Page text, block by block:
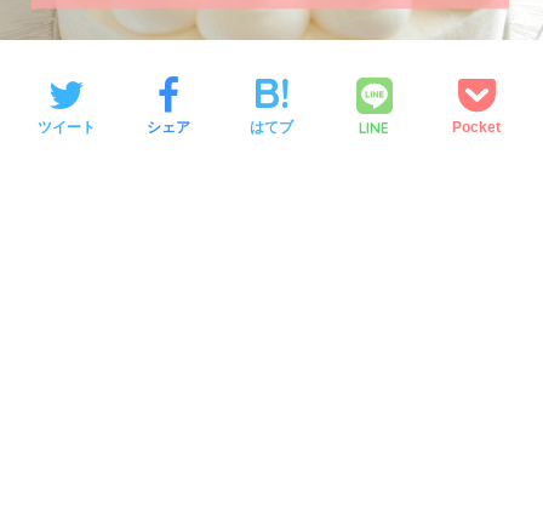
ツイート シェア はてブ LINE Pocket